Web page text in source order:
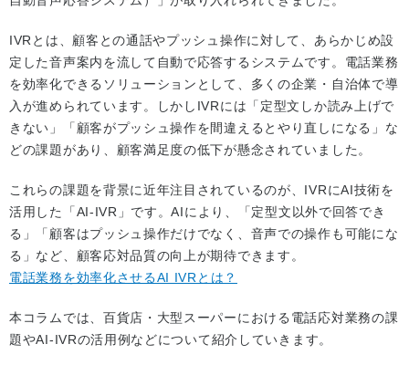
IVRとは、顧客との通話やプッシュ操作に対して、あらかじめ設
定した音声案内を流して自動で応答するシステムです。電話業務
を効率化できるソリューションとして、多くの企業・自治体で導
入が進められています。しかしIVRには「定型文しか読み上げで
きない」「顧客がプッシュ操作を間違えるとやり直しになる」な
どの課題があり、顧客満足度の低下が懸念されていました。
これらの課題を背景に近年注目されているのが、IVRにAI技術を
活用した「AI-IVR」です。AIにより、「定型文以外で回答でき
る」「顧客はプッシュ操作だけでなく、音声での操作も可能にな
る」など、顧客応対品質の向上が期待できます。
電話業務を効率化させるAI IVRとは？
本コラムでは、百貨店・大型スーパーにおける電話応対業務の課
題やAI-IVRの活用例などについて紹介していきます。